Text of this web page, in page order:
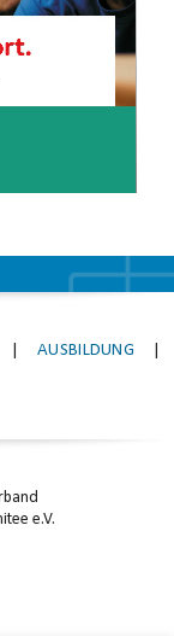
AUSBILDUNG
e.V.